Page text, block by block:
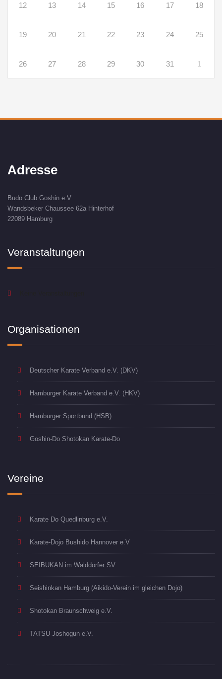
12 13 14 15 16 17 18
19 20 21 22 23 24 25
26 27 28 29 30 31 1
Adresse
Budo Club Goshin e.V
Wandsbeker Chaussee 62a Hinterhof
22089 Hamburg
Veranstaltungen
Organisationen
Deutscher Karate Verband e.V. (DKV)
Hamburger Karate Verband e.V. (HKV)
Hamburger Sportbund (HSB)
Goshin-Do Shotokan Karate-Do
Vereine
Karate Do Quedlinburg e.V.
Karate-Dojo Bushido Hannover e.V
SEIBUKAN im Walddörfer SV
Seishinkan Hamburg (Aikido-Verein im gleichen Dojo)
Shotokan Braunschweig e.V.
TATSU Joshogun e.V.